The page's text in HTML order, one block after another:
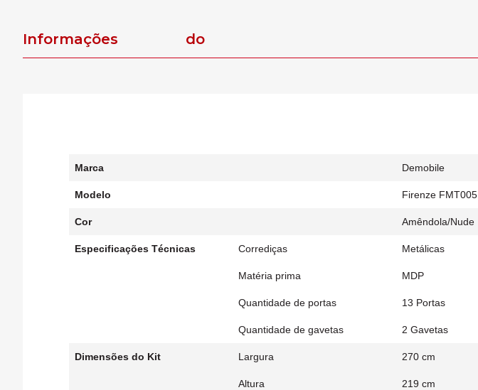
Informações do
Marca Demobile
Modelo Firenze FMT005
Cor Amêndola/Nude
Especificações Técnicas Corrediças Metálicas
Matéria prima MDP
Quantidade de portas 13 Portas
Quantidade de gavetas 2 Gavetas
Dimensões do Kit Largura 270 cm
Altura 219 cm